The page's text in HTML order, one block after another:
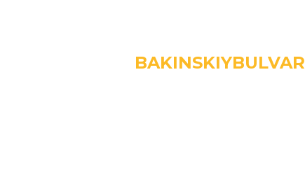
BAKINSKIYBULVAR